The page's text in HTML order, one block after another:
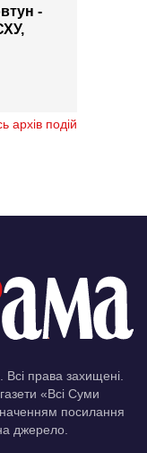
-
архів подій
права захищені.
«Всі Суми
посилання
джерело.